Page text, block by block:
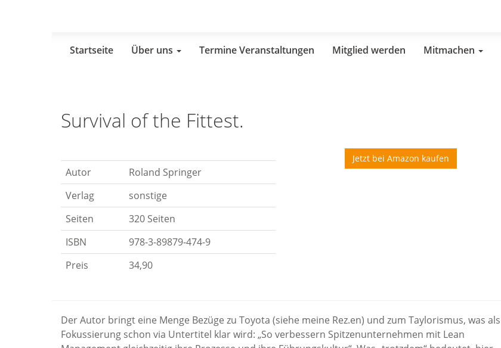
Startseite Über uns Termine Veranstaltungen Mitglied werden Mitmachen
Survival of the Fittest.
Autor
Roland Springer
Verlag
sonstige
Seiten
320 Seiten
ISBN
978-3-89879-474-9
Preis
34,90
Jetzt bei Amazon kaufen
Der Autor bringt eine Menge Bezüge zu Toyota (siehe meine Rez.en) und zum Taylorismus, was als
Fokussierung schon via Untertitel klar wird: „So verbessern Spitzenunternehmen mit Lean